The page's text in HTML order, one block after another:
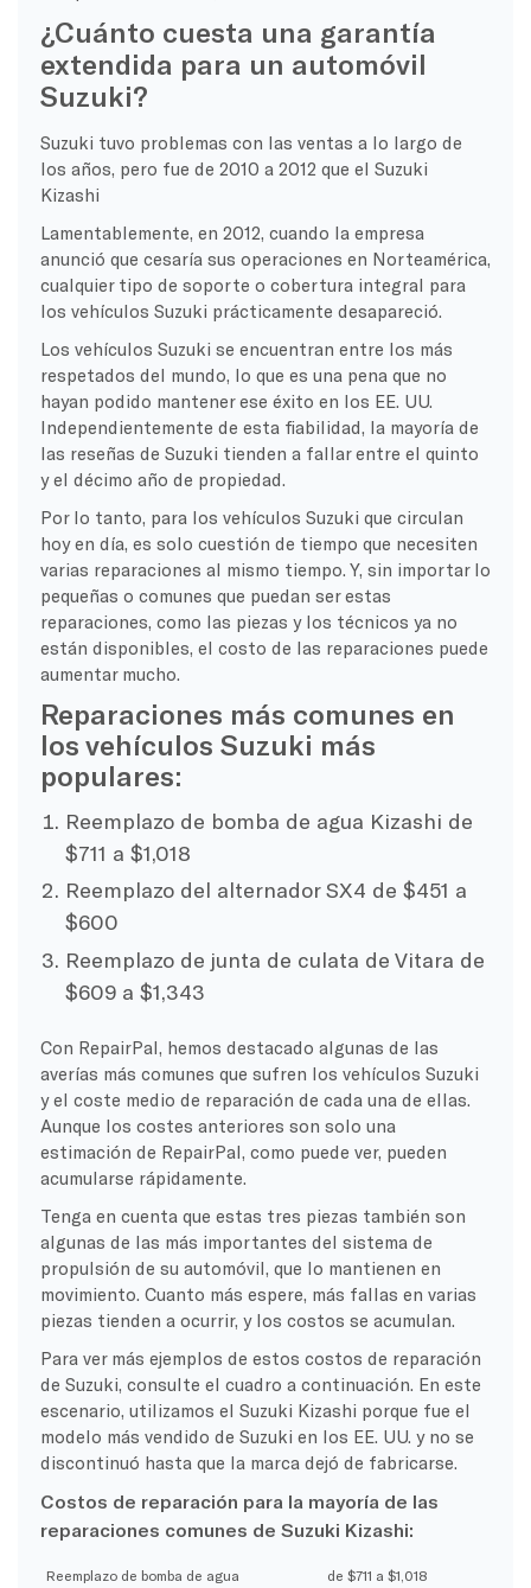
¿Cuánto cuesta una garantía
extendida para un automóvil
Suzuki?
Suzuki tuvo problemas con las ventas a lo largo de
los años, pero fue de 2010 a 2012 que el Suzuki
Kizashi
Lamentablemente, en 2012, cuando la empresa
anunció que cesaría sus operaciones en Norteamérica,
cualquier tipo de soporte o cobertura integral para
los vehículos Suzuki prácticamente desapareció.
Los vehículos Suzuki se encuentran entre los más
respetados del mundo, lo que es una pena que no
hayan podido mantener ese éxito en los EE. UU.
Independientemente de esta fiabilidad, la mayoría de
las reseñas de Suzuki tienden a fallar entre el quinto
y el décimo año de propiedad.
Por lo tanto, para los vehículos Suzuki que circulan
hoy en día, es solo cuestión de tiempo que necesiten
varias reparaciones al mismo tiempo. Y, sin importar lo
pequeñas o comunes que puedan ser estas
reparaciones, como las piezas y los técnicos ya no
están disponibles, el costo de las reparaciones puede
aumentar mucho.
Reparaciones más comunes en
los vehículos Suzuki más
populares:
Reemplazo de bomba de agua Kizashi de
$711 a $1,018
Reemplazo del alternador SX4 de $451 a
$600
Reemplazo de junta de culata de Vitara de
$609 a $1,343
Con RepairPal, hemos destacado algunas de las
averías más comunes que sufren los vehículos Suzuki
y el coste medio de reparación de cada una de ellas.
Aunque los costes anteriores son solo una
estimación de RepairPal, como puede ver, pueden
acumularse rápidamente.
Tenga en cuenta que estas tres piezas también son
algunas de las más importantes del sistema de
propulsión de su automóvil, que lo mantienen en
movimiento. Cuanto más espere, más fallas en varias
piezas tienden a ocurrir, y los costos se acumulan.
Para ver más ejemplos de estos costos de reparación
de Suzuki, consulte el cuadro a continuación. En este
escenario, utilizamos el Suzuki Kizashi porque fue el
modelo más vendido de Suzuki en los EE. UU. y no se
discontinuó hasta que la marca dejó de fabricarse.
Costos de reparación para la mayoría de las
reparaciones comunes de Suzuki Kizashi:
Reemplazo de bomba de agua de $711 a $1,018